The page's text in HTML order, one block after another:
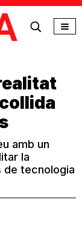
amb un
la
de tecnologia